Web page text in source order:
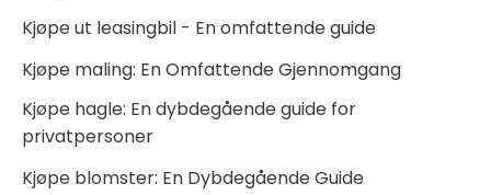
Kjøpe ut leasingbil - En omfattende guide
Kjøpe maling: En Omfattende Gjennomgang
Kjøpe hagle: En dybdegående guide for
privatpersoner
Kjøpe blomster: En Dybdegående Guide